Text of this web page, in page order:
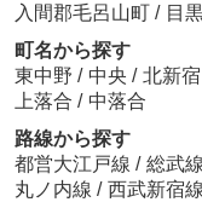
入間郡毛呂山町 / 目
町名から探す
東中野 / 中央 / 北新宿
上落合 / 中落合
路線から探す
都営大江戸線 / 総武線
丸ノ内線 / 西武新宿線